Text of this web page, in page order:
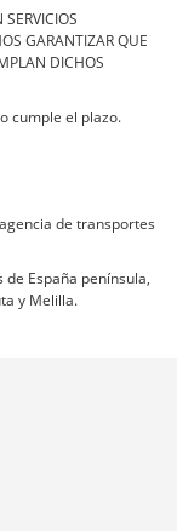
GARANTIZAR QUE
DICHOS
cumple el plazo.
de transportes
España península,
y Melilla.